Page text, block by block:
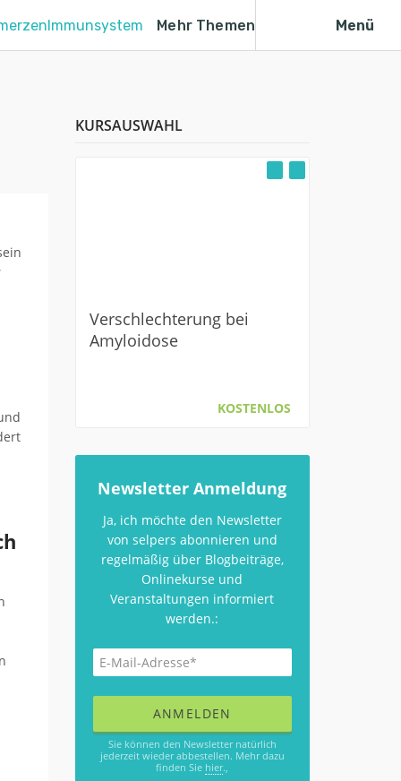
Immunsystem Mehr Themen Menü
KURSAUSWAHL
Verschlechterung bei
Amyloidose
KOSTENLOS
Newsletter Anmeldung
Ja, ich möchte den Newsletter
von selpers abonnieren und
regelmäßig über Blogbeiträge,
Onlinekurse und
Veranstaltungen informiert
werden.:
Sie können den Newsletter natürlich
jederzeit wieder abbestellen. Mehr dazu
finden Sie hier.,